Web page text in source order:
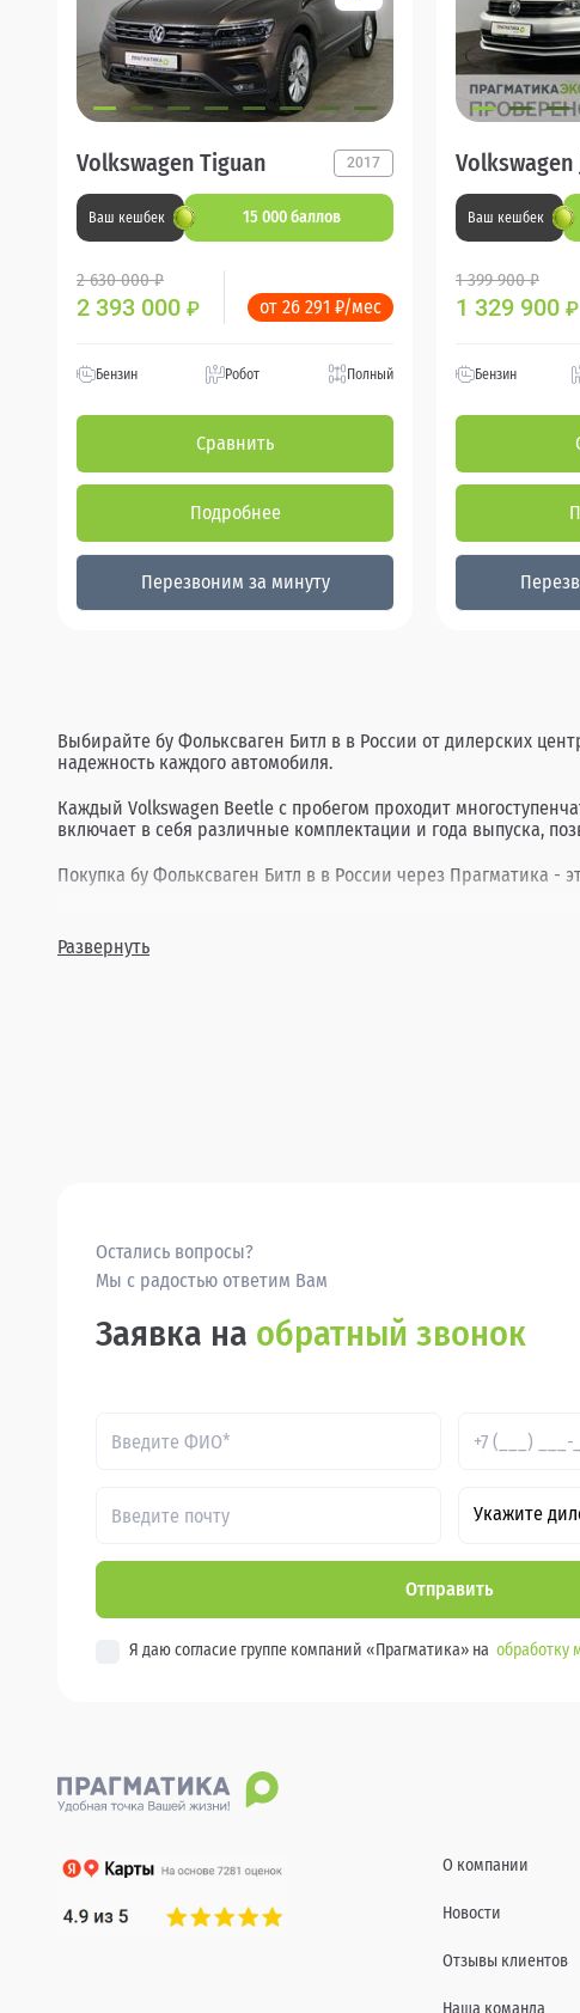
Volkswagen Tiguan 2017
Ваш кешбек 15 000 баллов
2 630 000 ₽
2 393 000 ₽ от 26 291 ₽/мес
Бензин Робот Полный
Сравнить
Подробнее
Перезвоним за минуту
Volkswagen
Ваш кешбек
1 399 900 ₽
1 329 900 ₽
Бензин
Выбирайте бу Фольксваген Битл в в России от дилерских
надежность каждого автомобиля.
Каждый Volkswagen Beetle с пробегом проходит
включает в себя различные комплектации и года выпуска,
Покупка бу Фольксваген Битл в в России через Прагматика -
Развернуть
Остались вопросы?
Мы с радостью ответим Вам
Заявка на обратный звонок
Укажите
Отправить
Я даю согласие группе компаний «Прагматика» на обработку
О компании
Новости
Отзывы клиентов
Наша команда